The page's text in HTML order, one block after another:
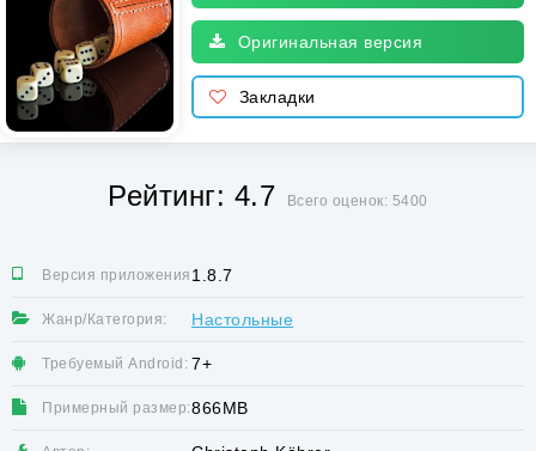
Оригинальная версия
Закладки
Рейтинг: 4.7 Всего оценок: 5400
Версия приложения:1.8.7
Жанр/Категория: Настольные
Требуемый Android: 7+
Примерный размер:866MB